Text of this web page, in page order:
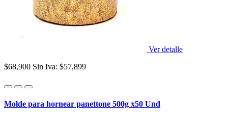
Ver detalle
$68,900 Sin Iva: $57,899
Molde para hornear panettone 500g x50 Und